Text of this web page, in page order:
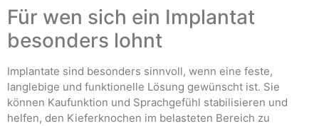
Für wen sich ein Implantat
besonders lohnt
Implantate sind besonders sinnvoll, wenn eine feste,
langlebige und funktionelle Lösung gewünscht ist. Sie
können Kaufunktion und Sprachgefühl stabilisieren und
helfen, den Kieferknochen im belasteten Bereich zu